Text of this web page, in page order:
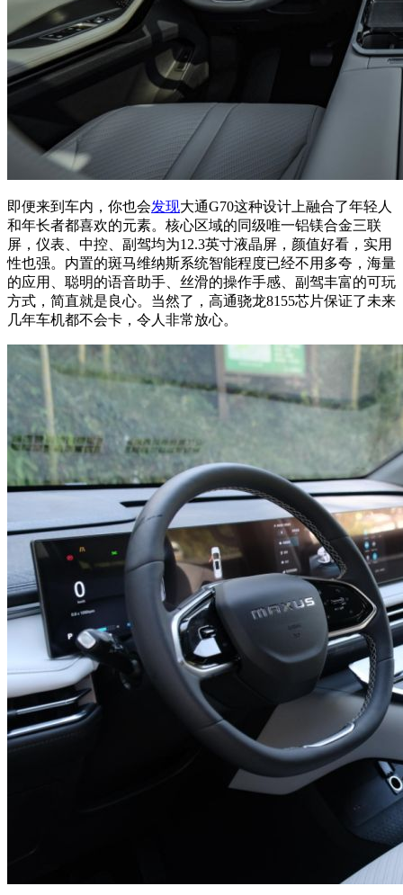
即便来到车内，你也会发现大通G70这种设计上融合了年轻人
和年长者都喜欢的元素。核心区域的同级唯一铝镁合金三联
屏，仪表、中控、副驾均为12.3英寸液晶屏，颜值好看，实用
性也强。内置的斑马维纳斯系统智能程度已经不用多夸，海量
的应用、聪明的语音助手、丝滑的操作手感、副驾丰富的可玩
方式，简直就是良心。当然了，高通骁龙8155芯片保证了未来
几年车机都不会卡，令人非常放心。